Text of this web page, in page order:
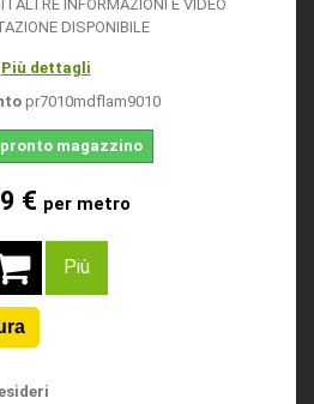
ALTRE INFORMAZIONI E VIDEO
DISPONIBILE
Più dettagli
pr7010mdflam9010
magazzino
€ per metro
Più